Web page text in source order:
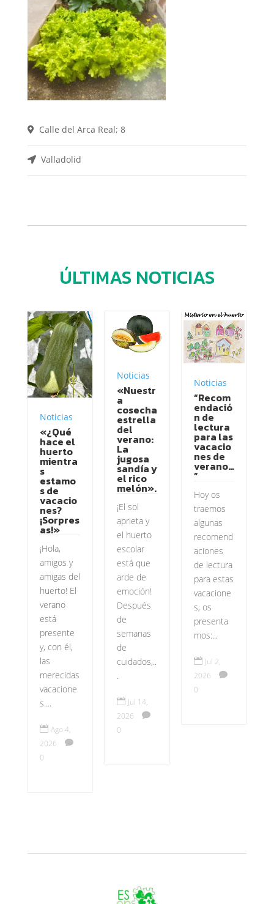
Calle del Arca Real; 8
Valladolid
ÚLTIMAS NOTICIAS
Noticias
«¿Qué
hace el
huerto
mientra
s
estamo
s de
vacacio
nes?
¡Sorpres
as!»
¡Hola,
amigos y
amigas del
huerto! El
verano
está
presente
y, con él,
las
merecidas
vacacione
s....
 Ago 4,
2026

0
Noticias
«Nuestr
a
cosecha
estrella
del
verano:
La
jugosa
sandía y
el rico
melón».
¡El sol
aprieta y
el huerto
escolar
está que
arde de
emoción!
Después
de
semanas
de
cuidados,..
.
 Jul 14,
2026

0
Noticias
“Recom
endació
n de
lectura
para las
vacacio
nes de
verano…
”
Hoy os
traemos
algunas
recomend
aciones
de lectura
para estas
vacacione
s, os
presenta
mos:...
 Jul 2,
2026

0